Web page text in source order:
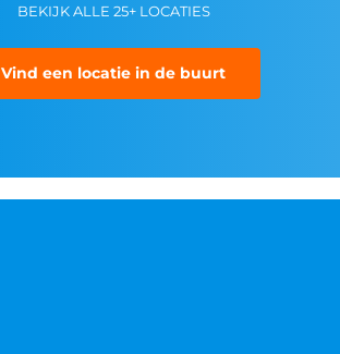
BEKIJK ALLE 25+ LOCATIES
Vind een locatie in de buurt